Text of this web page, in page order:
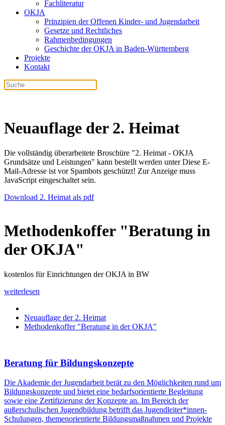
Fachliteratur
OKJA
Prinzipien der Offenen Kinder- und Jugendarbeit
Gesetze und Rechtliches
Rahmenbedingungen
Geschichte der OKJA in Baden-Württemberg
Projekte
Kontakt
Neuauflage der 2. Heimat
Die vollständig überarbeitete Broschüre "2. Heimat - OKJA
Grundsätze und Leistungen" kann bestellt werden unterDiese E-
Mail-Adresse ist vor Spambots geschützt! Zur Anzeige muss
JavaScript eingeschaltet sein.
Download 2. Heimat als pdf
Methodenkoffer "Beratung in
der OKJA"
kostenlos für Einrichtungen der OKJA in BW
weiterlesen
Neuauflage der 2. Heimat
Methodenkoffer "Beratung in der OKJA"
Beratung für Bildungskonzepte
Die Akademie der Jugendarbeit berät zu den Möglichkeiten rund um
Bildungskonzepte und bietet eine bedarfsorientierte Begleitung
sowie eine Zertifizierung der Konzepte an. Im Bereich der
außerschulischen Jugendbildung betrifft das Jugendleiter*innen-
Schulungen, themenorientierte Bildungsmaßnahmen und Projekte